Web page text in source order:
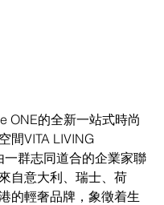
ONE的全新一站式時尚
間VITA LIVING
一群志同道合的企業家聯
自意大利、瑞士、荷
的輕奢品牌，象徵着生